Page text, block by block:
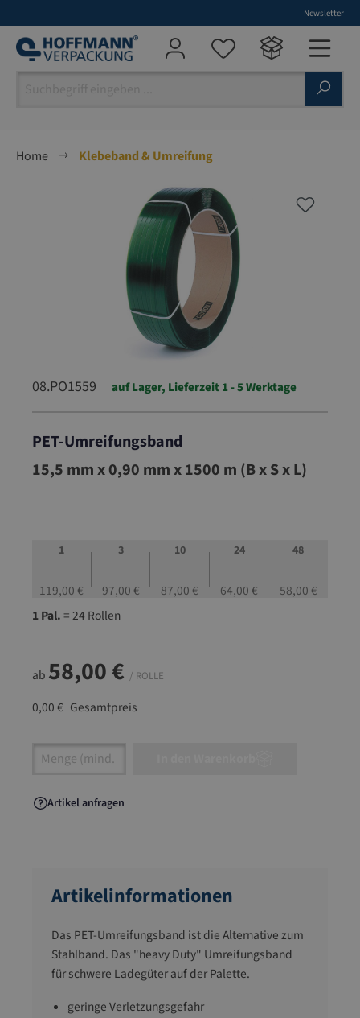
Newsletter
Home
Klebeband & Umreifung
Bildergalerie überspringen
08.PO1559 auf Lager, Lieferzeit 1 - 5 Werktage
PET-Umreifungsband
08.PO1559
15,5 mm x 0,90 mm x 1500 m (B x S x L)
1
119,00 €
3
97,00 €
10
87,00 €
24
64,00 €
48
58,00 €
1 Pal.= 24 Rollen
ab 58,00 € / ROLLE
0,00 € Gesamtpreis
Artikel Anzahl: Gib den gewünschten Wert
Artikel anfragen
Artikelinformationen
Das PET-Umreifungsband ist die Alternative zum
Stahlband. Das "heavy Duty" Umreifungsband
für schwere Ladegüter auf der Palette.
geringe Verletzungsgefahr